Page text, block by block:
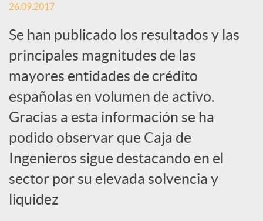
s
S
o
c
i
a
26.09.2017
Se han publicado los resultados y las
principales magnitudes de las
mayores entidades de crédito
españolas en volumen de activo.
Gracias a esta información se ha
podido observar que Caja de
Ingenieros sigue destacando en el
sector por su elevada solvencia y
liquidez